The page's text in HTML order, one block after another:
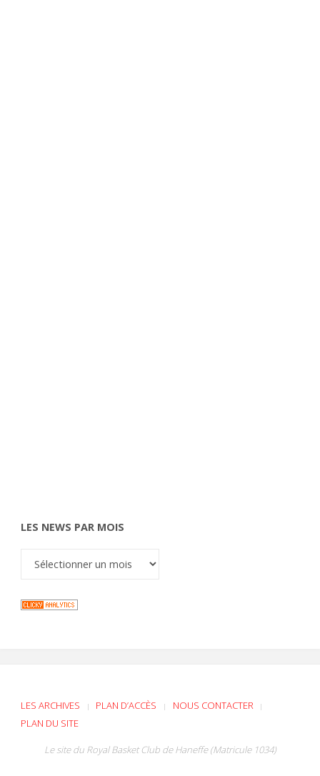
LES NEWS PAR MOIS
LES ARCHIVES | PLAN D’ACCÈS | NOUS CONTACTER |
PLAN DU SITE
Le site du Royal Basket Club de Haneffe (Matricule 1034)